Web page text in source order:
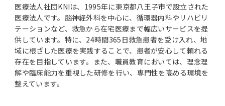
医療法人社団KNIは、1995年に東京都八王子市で設立された
医療法人です。脳神経外科を中心に、循環器内科やリハビリ
テーションなど、救急から在宅医療まで幅広いサービスを提
供しています。特に、24時間365日救急患者を受け入れ、地
域に根ざした医療を実践することで、患者が安心して頼れる
存在を目指しています。また、職員教育においては、理念理
解や臨床能力を重視した研修を行い、専門性を高める環境を